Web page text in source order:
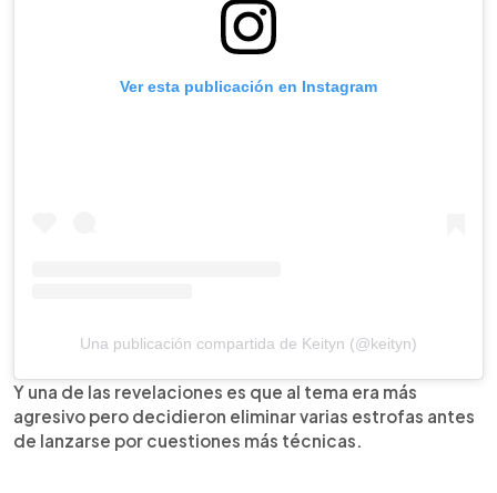
Ver esta publicación en Instagram
Una publicación compartida de Keityn (@keityn)
Y una de las revelaciones es que al tema era más
agresivo pero decidieron eliminar varias estrofas antes
de lanzarse por cuestiones más técnicas.